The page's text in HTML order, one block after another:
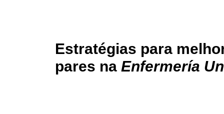
Estratégias para
pares na Enfermería